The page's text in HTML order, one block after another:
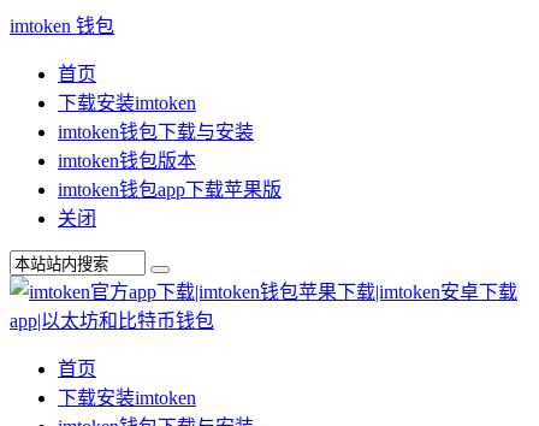
imtoken 钱包
首页
下载安装imtoken
imtoken钱包下载与安装
imtoken钱包版本
imtoken钱包app下载苹果版
关闭
首页
下载安装imtoken